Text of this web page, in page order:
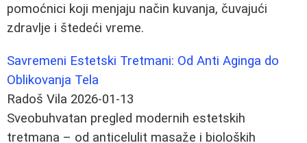
pomoćnici koji menjaju način kuvanja, čuvajući
zdravlje i štedeći vreme.
Savremeni Estetski Tretmani: Od Anti Aginga do
Oblikovanja Tela
Radoš Vila 2026-01-13
Sveobuhvatan pregled modernih estetskih
tretmana – od anticelulit masaže i bioloških